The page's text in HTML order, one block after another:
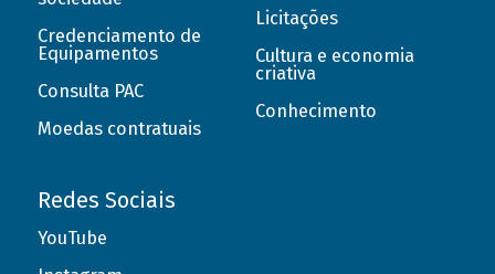
Credenciamento de
Equipamentos
Consulta PAC
Moedas contratuais
Licitações
Cultura e economia
criativa
Conhecimento
Redes Sociais
YouTube